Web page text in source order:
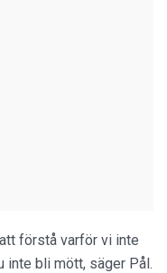
förstå varför vi inte
inte bli mött, säger Pål.